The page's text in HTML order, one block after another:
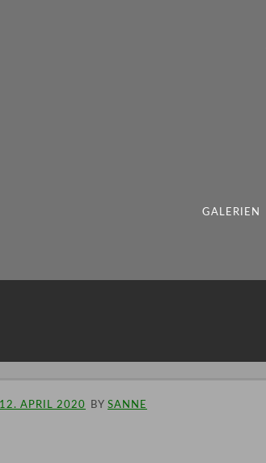
GALERIEN
12. APRIL 2020 BY SANNE